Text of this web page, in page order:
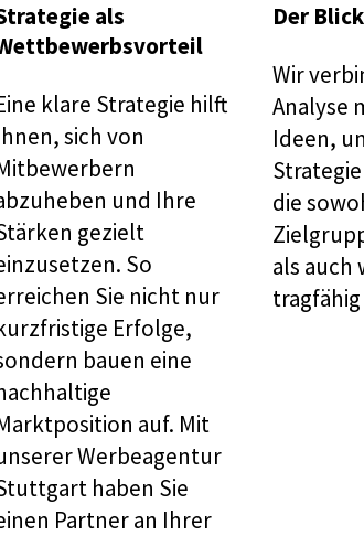
als
klare Strategie hilft
sich von
und Ihre
gezielt
So
Sie nicht nur
Erfolge,
bauen eine
auf. Mit
Werbeagentur
haben Sie
Partner an Ihrer
Der
Wir
Analyse
Ideen,
die
als auch